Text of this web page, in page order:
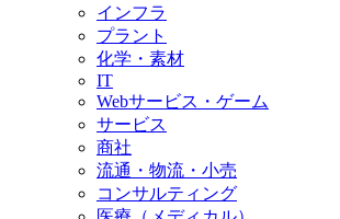
インフラ
プラント
化学・素材
IT
Webサービス・ゲーム
サービス
商社
流通・物流・小売
コンサルティング